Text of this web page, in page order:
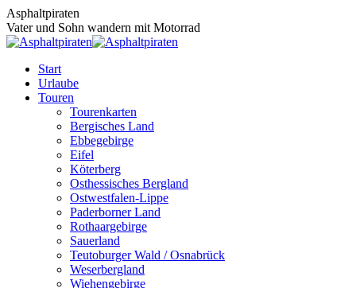
Zum
Inhalt
springen
Asphaltpiraten
Vater und Sohn wandern mit Motorrad
Start
Urlaube
Touren
Tourenkarten
Bergisches Land
Ebbegebirge
Eifel
Köterberg
Osthessisches Bergland
Ostwestfalen-Lippe
Paderborner Land
Rothaargebirge
Sauerland
Teutoburger Wald / Osnabrück
Weserbergland
Wiehengebirge